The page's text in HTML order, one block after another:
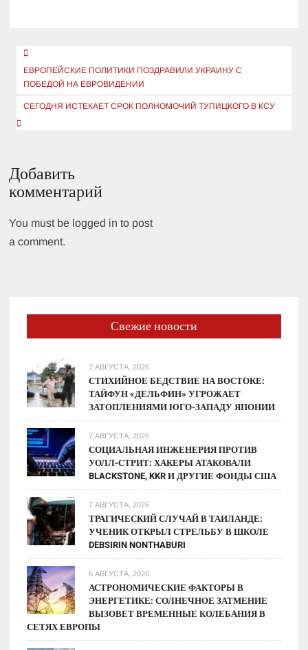
Навигация
по
записям
ЕВРОПЕЙСКИЕ ПОЛИТИКИ ПОЗДРАВИЛИ УКРАИНУ С
ПОБЕДОЙ НА ЕВРОВИДЕНИИ
СЕГОДНЯ ИСТЕКАЕТ СРОК ПОЛНОМОЧИЙ ТУПИЦКОГО В КСУ
Добавить
комментарий
You must be logged in to post
a comment.
Свежие новости
7 АВГУСТА, 2026
СТИХИЙНОЕ БЕДСТВИЕ НА ВОСТОКЕ:
ТАЙФУН «ДЕЛЬФИН» УГРОЖАЕТ
ЗАТОПЛЕНИЯМИ ЮГО-ЗАПАДУ ЯПОНИИ
7 АВГУСТА, 2026
СОЦИАЛЬНАЯ ИНЖЕНЕРИЯ ПРОТИВ
УОЛЛ-СТРИТ: ХАКЕРЫ АТАКОВАЛИ
BLACKSTONE, KKR И ДРУГИЕ ФОНДЫ США
7 АВГУСТА, 2026
ТРАГИЧЕСКИЙ СЛУЧАЙ В ТАИЛАНДЕ:
УЧЕНИК ОТКРЫЛ СТРЕЛЬБУ В ШКОЛЕ
DEBSIRIN NONTHABURI
6 АВГУСТА, 2026
АСТРОНОМИЧЕСКИЕ ФАКТОРЫ В
ЭНЕРГЕТИКЕ: СОЛНЕЧНОЕ ЗАТМЕНИЕ
ВЫЗОВЕТ ВРЕМЕННЫЕ КОЛЕБАНИЯ В
СЕТЯХ ЕВРОПЫ